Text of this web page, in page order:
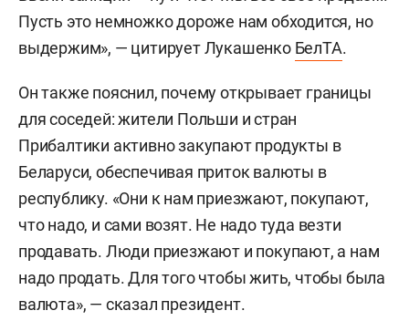
Пусть это немножко дороже нам обходится, но
выдержим», — цитирует Лукашенко БелТА.
Он также пояснил, почему открывает границы
для соседей: жители Польши и стран
Прибалтики активно закупают продукты в
Беларуси, обеспечивая приток валюты в
республику. «Они к нам приезжают, покупают,
что надо, и сами возят. Не надо туда везти
продавать. Люди приезжают и покупают, а нам
надо продать. Для того чтобы жить, чтобы была
валюта», — сказал президент.